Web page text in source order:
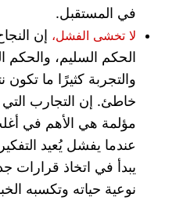
في المستقبل.
لا تخشى الفشل، إن
الحكم السليم، والحكم
والتجربة كثيرًا ما تكون
خاطئ. إن التجارب التي
مؤلمة هي الأهم في
عندما يفشل يُعيد
يبدأ في اتخاذ قرارات
نوعية حياته وتكسبه